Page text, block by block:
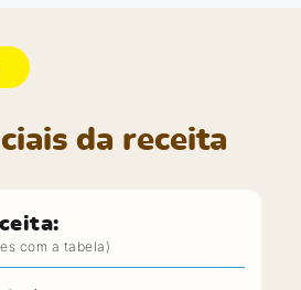
da receita